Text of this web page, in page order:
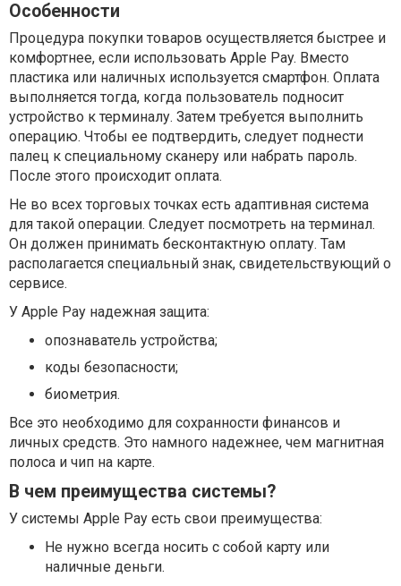
Особенности
Процедура покупки товаров осуществляется быстрее и
комфортнее, если использовать Apple Pay. Вместо
пластика или наличных используется смартфон. Оплата
выполняется тогда, когда пользователь подносит
устройство к терминалу. Затем требуется выполнить
операцию. Чтобы ее подтвердить, следует поднести
палец к специальному сканеру или набрать пароль.
После этого происходит оплата.
Не во всех торговых точках есть адаптивная система
для такой операции. Следует посмотреть на терминал.
Он должен принимать бесконтактную оплату. Там
располагается специальный знак, свидетельствующий о
сервисе.
У Apple Pay надежная защита:
опознаватель устройства;
коды безопасности;
биометрия.
Все это необходимо для сохранности финансов и
личных средств. Это намного надежнее, чем магнитная
полоса и чип на карте.
В чем преимущества системы?
У системы Apple Pay есть свои преимущества:
Не нужно всегда носить с собой карту или
наличные деньги.